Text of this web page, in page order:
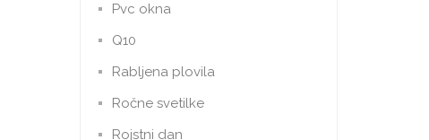
Pvc okna
Q10
Rabljena plovila
Ročne svetilke
Rojstni dan